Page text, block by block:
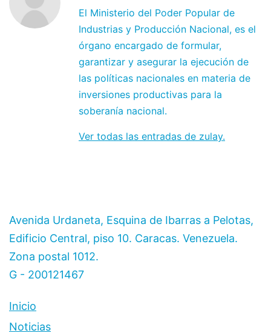
El Ministerio del Poder Popular de
Industrias y Producción Nacional, es el
órgano encargado de formular,
garantizar y asegurar la ejecución de
las políticas nacionales en materia de
inversiones productivas para la
soberanía nacional.
Ver todas las entradas de zulay.
Avenida Urdaneta, Esquina de Ibarras a Pelotas,
Edificio Central, piso 10. Caracas. Venezuela.
Zona postal 1012.
G - 200121467
Inicio
Noticias